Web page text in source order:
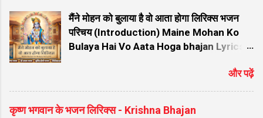
शम्भु ॐ नमः शिवाय भंग जे पिन्दा ओं शिवजी धुनी रमान्दा जी
धुनी रमान्दा बड़ा ही तपारी मेरा भोले अमली मेरा भोला है भंडारी
करता नंदी की सवारी...
मैंने मोहन को बुलाया है वो आता होगा लिरिक्स भजन
परिचय (Introduction) Maine Mohan Ko
Bulaya Hai Vo Aata Hoga bhajan Lyrics:
भरा यह भजन भक्तों के बीच बेहद लोकप्रिय है। इस
सुंदर भजन को सुप्रसिद्ध गायक सुमित सैनी (Sumit
Saini) जी ने अपनी मधुर आवाज में गाया है। इस भजन
और पढ़ें
कृष्ण भगवान के भजन लिरिक्स - Krishna Bhajan